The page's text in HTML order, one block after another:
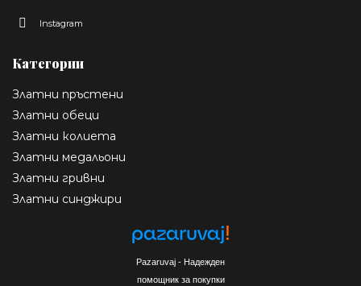
Instagram
Категории
Златни пръстени
Златни обеци
Златни колиета
Златни медальони
Златни гривни
Златни синджири
Pazaruvaj - Надежден
помощник за покупки